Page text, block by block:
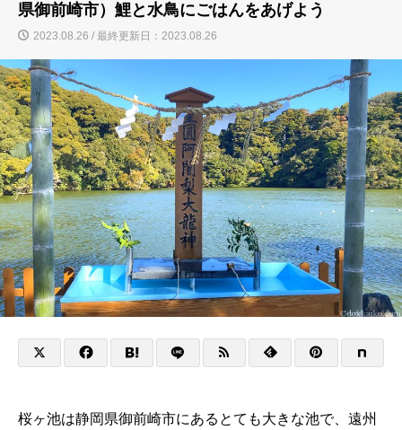
県御前崎市）鯉と水鳥にごはんをあげよう
2023.08.26 / 最終更新日：2023.08.26
桜ヶ池は静岡県御前崎市にあるとても大きな池で、遠州